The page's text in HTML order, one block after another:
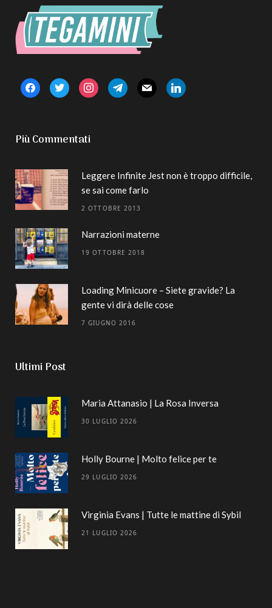
facebooktwitter instagramtelegrammail linkedin
Più Commentati
Leggere Infinite Jest non è troppo difficile,
se sai come farlo
2 OTTOBRE 2013
Narrazioni materne
19 OTTOBRE 2018
Loading Minicuore – Siete gravide? La
gente vi dirà delle cose
7 GIUGNO 2016
Ultimi Post
Maria Attanasio | La Rosa Inversa
30 LUGLIO 2026
Holly Bourne | Molto felice per te
29 LUGLIO 2026
Virginia Evans | Tutte le mattine di Sybil
21 LUGLIO 2026